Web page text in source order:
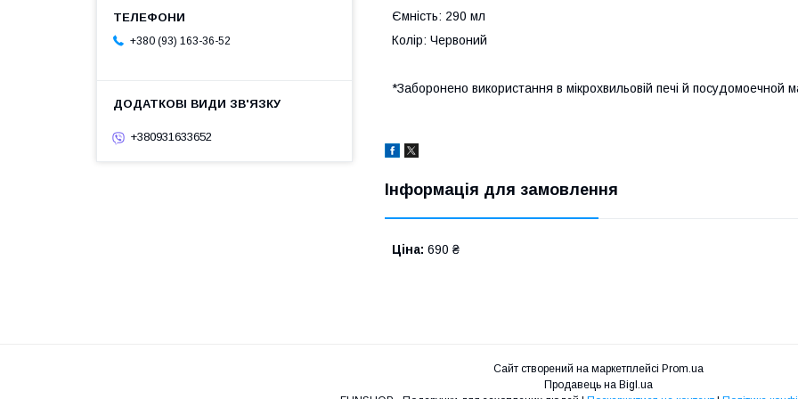
Ємність: 290 мл
Колір: Червоний
*Заборонено використання в мікрохвильовій печі й посудомоечной
Інформація для замовлення
Ціна: 690 ₴
+380 (93) 163-36-52
+380931633652
Сайт створений на маркетплейсі Prom.ua
Продавець на Bigl.ua